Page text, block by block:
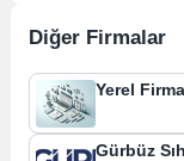
Diğer Firmalar
Yerel
Gürbüz